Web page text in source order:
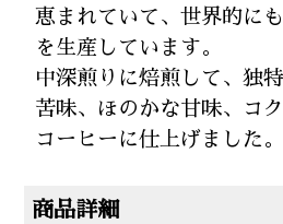
恵まれていて、世界的に
を生産しています。
中深煎りに焙煎して、独
苦味、ほのかな甘味、コ
コーヒーに仕上げました。
商品詳細